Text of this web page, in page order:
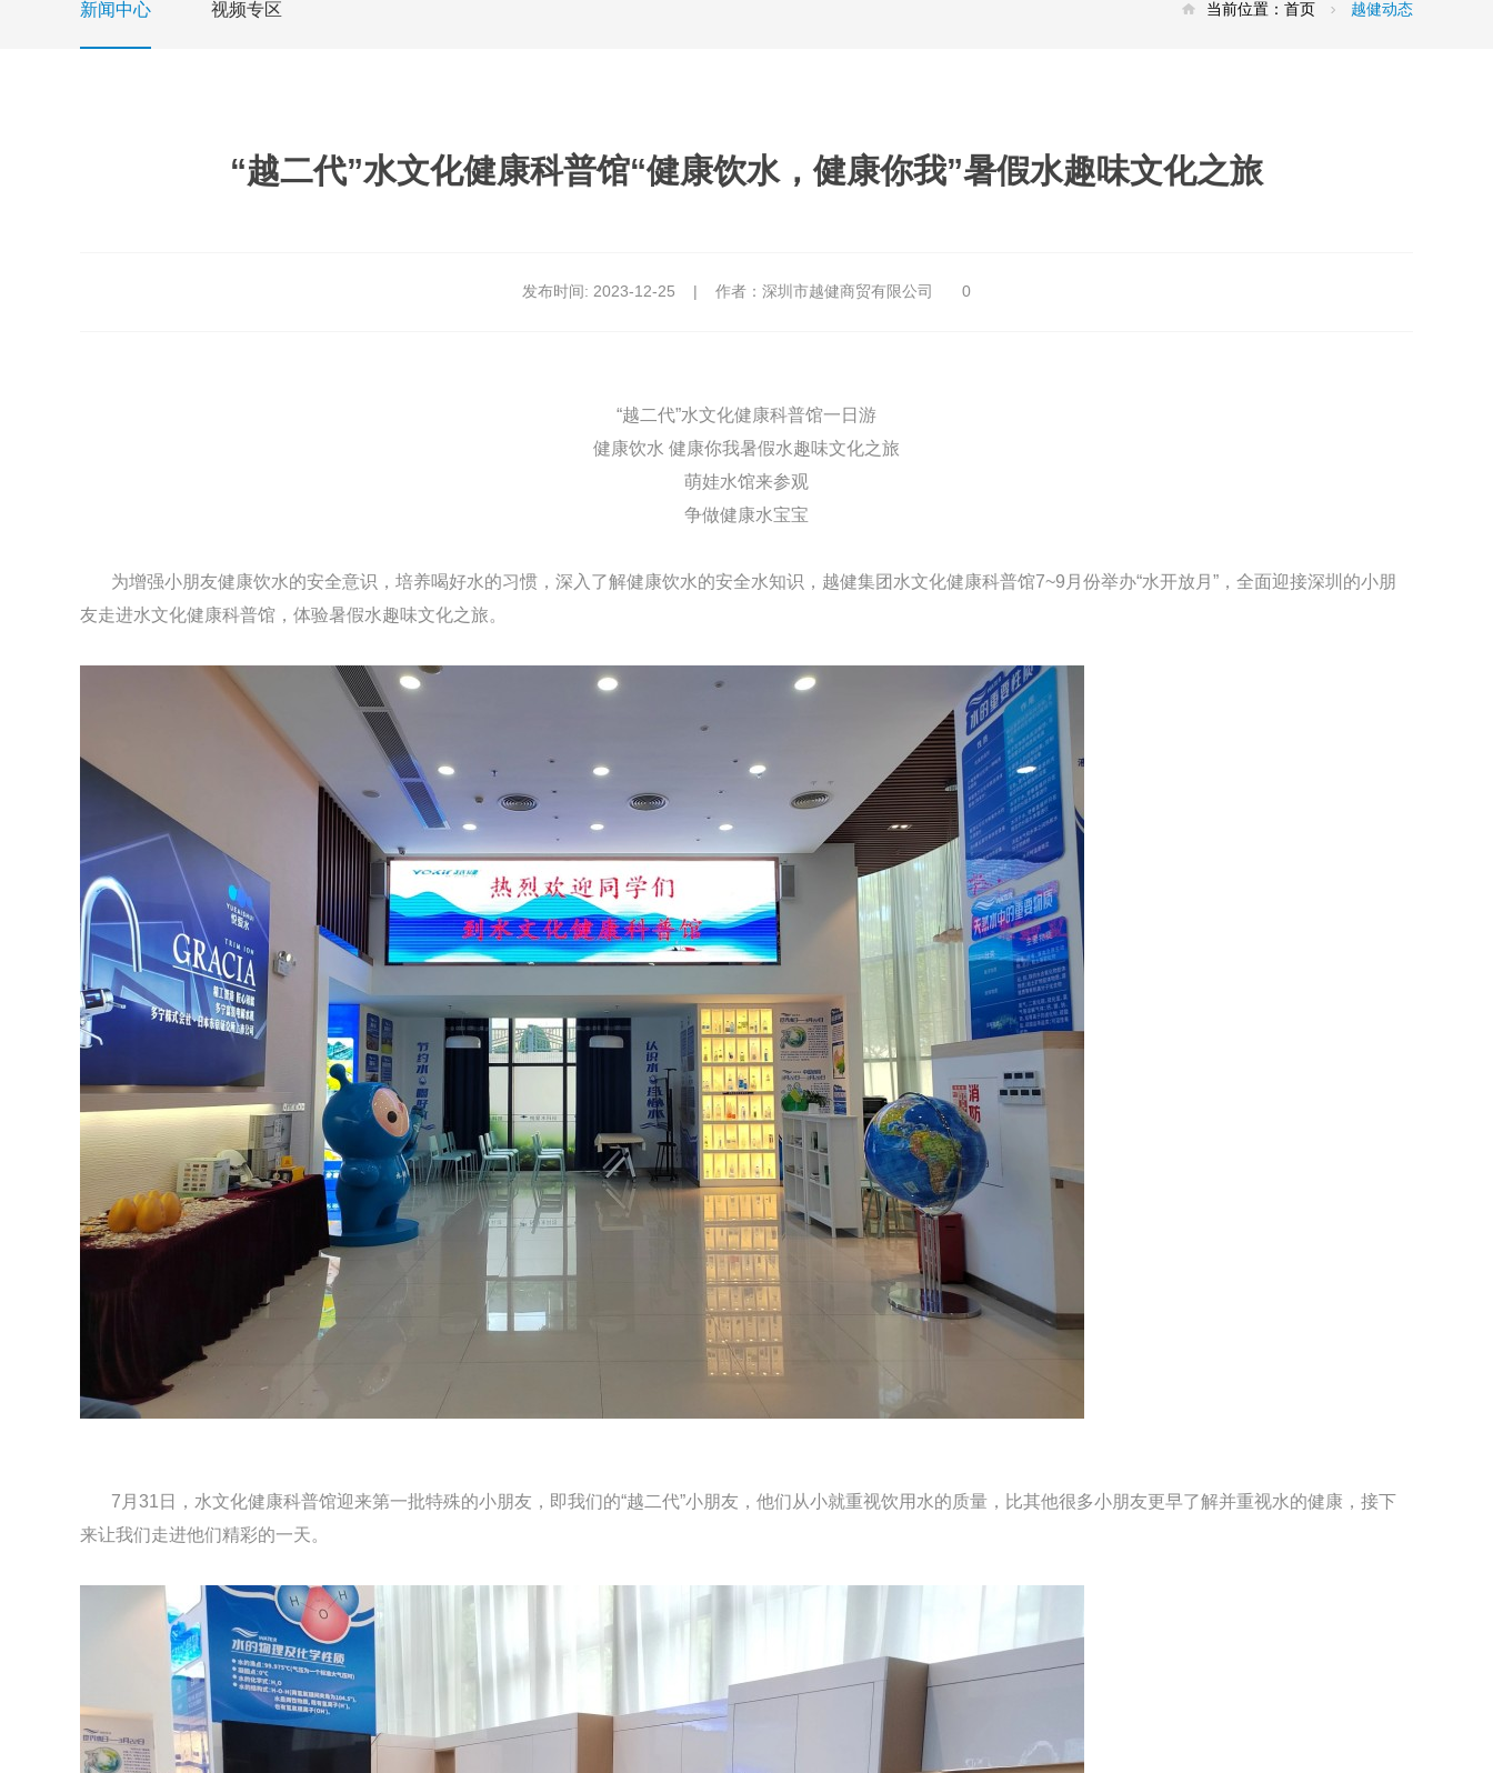
新闻中心 视频专区 当前位置： 首页 越健动态
“越二代”水文化健康科普馆“健康饮水，健康你我”暑假水趣味文化之旅
发布时间: 2023-12-25 | 作者：深圳市越健商贸有限公司 0
“越二代”水文化健康科普馆一日游
健康饮水 健康你我暑假水趣味文化之旅
萌娃水馆来参观
争做健康水宝宝
为增强小朋友健康饮水的安全意识，培养喝好水的习惯，深入了解健康饮水的安全水知识，越健集团水文化健康科普馆7~9月份举办“水开放月”，全面迎接深圳的小朋
友走进水文化健康科普馆，体验暑假水趣味文化之旅。
7月31日，水文化健康科普馆迎来第一批特殊的小朋友，即我们的“越二代”小朋友，他们从小就重视饮用水的质量，比其他很多小朋友更早了解并重视水的健康，接下
来让我们走进他们精彩的一天。